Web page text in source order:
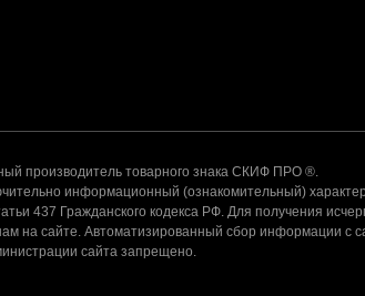
товарного знака СКИФ ПРО ®.
информационный (ознакомительный) характер
437 Гражданского кодекса РФ. Для получения
на сайте. Автоматизированный сбор информации с
сайта запрещено.